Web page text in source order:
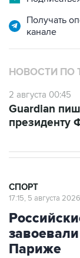
Получать
канале
НОВОСТИ ПО
2 августа 00:45
Guardian
СПОРТ
17:15, 5 августа 2026
Париже